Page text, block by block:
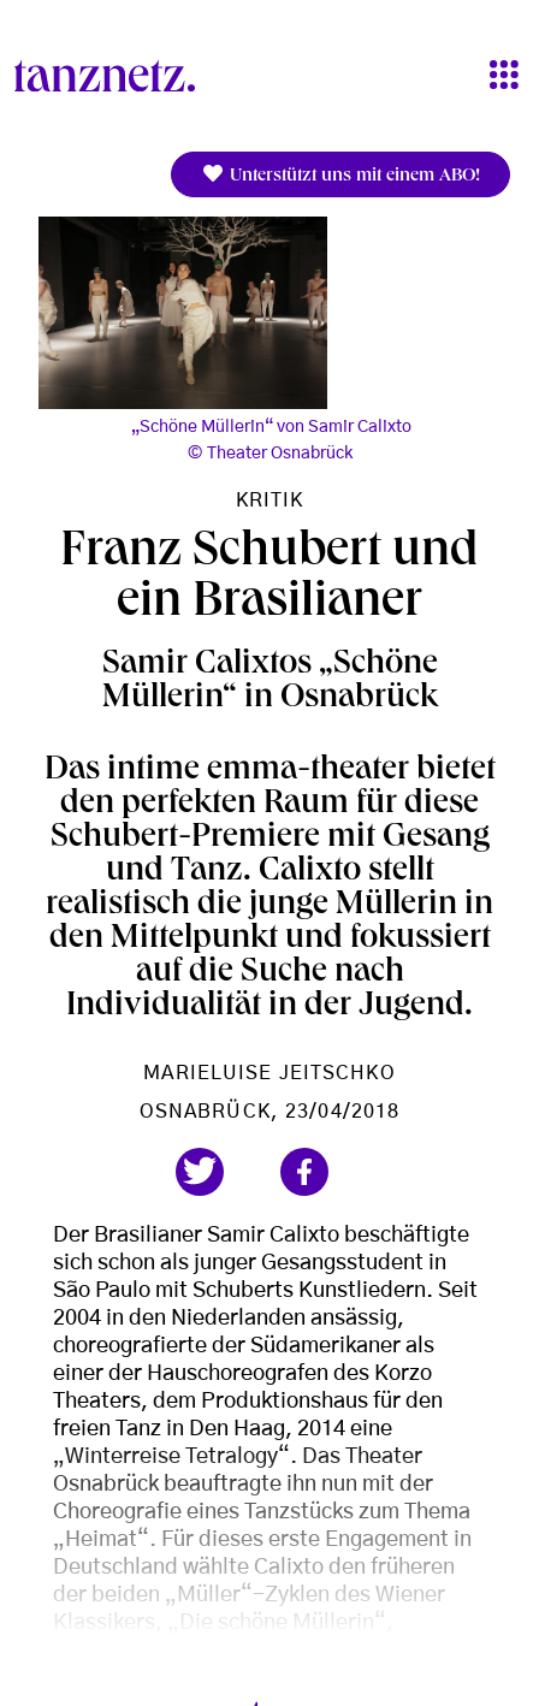
Unterstützt uns mit einem ABO!
„Schöne Müllerin“ von Samir Calixto
Theater Osnabrück
KRITIK
Franz Schubert und
ein Brasilianer
Samir Calixtos „Schöne
Müllerin“ in Osnabrück
Das intime emma-theater bietet
den perfekten Raum für diese
Schubert-Premiere mit Gesang
und Tanz. Calixto stellt
realistisch die junge Müllerin in
den Mittelpunkt und fokussiert
auf die Suche nach
Individualität in der Jugend.
MARIELUISE JEITSCHKO
OSNABRÜCK, 23/04/2018
Der Brasilianer Samir Calixto beschäftigte
sich schon als junger Gesangsstudent in
São Paulo mit Schuberts Kunstliedern. Seit
2004 in den Niederlanden ansässig,
choreografierte der Südamerikaner als
einer der Hauschoreografen des Korzo
Theaters, dem Produktionshaus für den
freien Tanz in Den Haag, 2014 eine
„Winterreise Tetralogy“. Das Theater
Osnabrück beauftragte ihn nun mit der
Choreografie eines Tanzstücks zum Thema
„Heimat“. Für dieses erste Engagement in
Deutschland wählte Calixto den früheren
der beiden „Müller“-Zyklen des Wiener
Klassikers, „Die schöne Müllerin“,